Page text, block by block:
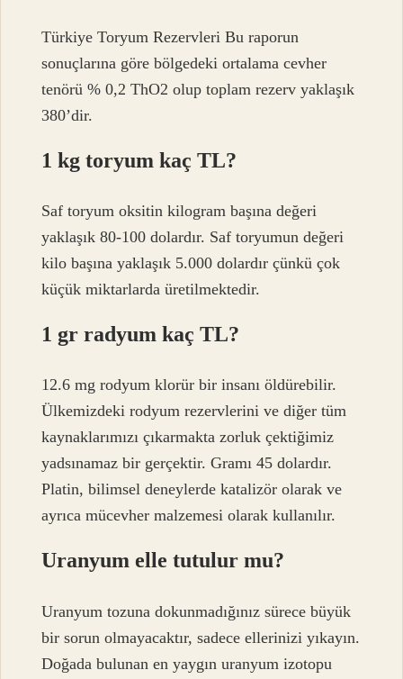
Türkiye Toryum Rezervleri Bu raporun
sonuçlarına göre bölgedeki ortalama cevher
tenörü % 0,2 ThO2 olup toplam rezerv yaklaşık
380’dir.
1 kg toryum kaç TL?
Saf toryum oksitin kilogram başına değeri
yaklaşık 80-100 dolardır. Saf toryumun değeri
kilo başına yaklaşık 5.000 dolardır çünkü çok
küçük miktarlarda üretilmektedir.
1 gr radyum kaç TL?
12.6 mg rodyum klorür bir insanı öldürebilir.
Ülkemizdeki rodyum rezervlerini ve diğer tüm
kaynaklarımızı çıkarmakta zorluk çektiğimiz
yadsınamaz bir gerçektir. Gramı 45 dolardır.
Platin, bilimsel deneylerde katalizör olarak ve
ayrıca mücevher malzemesi olarak kullanılır.
Uranyum elle tutulur mu?
Uranyum tozuna dokunmadığınız sürece büyük
bir sorun olmayacaktır, sadece ellerinizi yıkayın.
Doğada bulunan en yaygın uranyum izotopu